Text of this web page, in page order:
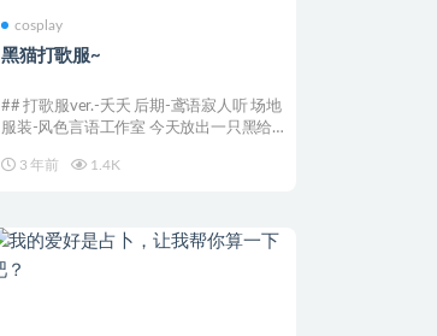
cosplay
黑猫打歌服~
## 打歌服ver.-夭夭 后期-鸢语寂人听 场地
服装-风色言语工作室 今天放出一只黑给
3 年前
1.4K